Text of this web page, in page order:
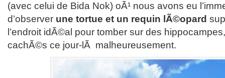
(avec celui de Bida Nok) oÃ¹ nous avons eu
d’observer une tortue et un requin lÃ©opard
l’endroit idÃ©al pour tomber sur des
cachÃ©s ce jour-lÃ malheureusement.